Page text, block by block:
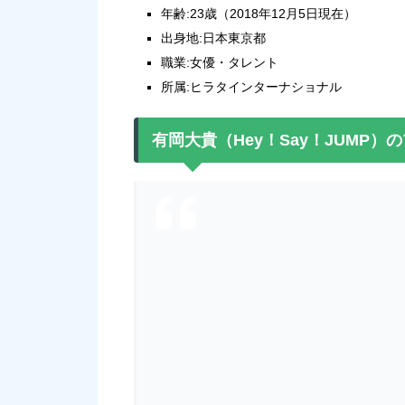
年齢:23歳（2018年12月5日現在）
出身地:日本東京都
職業:女優・タレント
所属:ヒラタインターナショナル
有岡大貴 （Hey！Say！JUMP）